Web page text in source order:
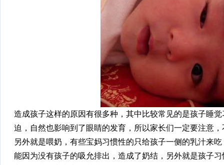
造成孩子这样的原因有很多种，其中比较常见的是孩子睡
迫，自然也影响到了眼睛的发育，所以家长们一定要注意
另外就是喂奶，有些宝妈习惯性的只给孩子一侧的乳汁来
能因为没有孩子的吸允排出，造成了奶结，另外就是孩子